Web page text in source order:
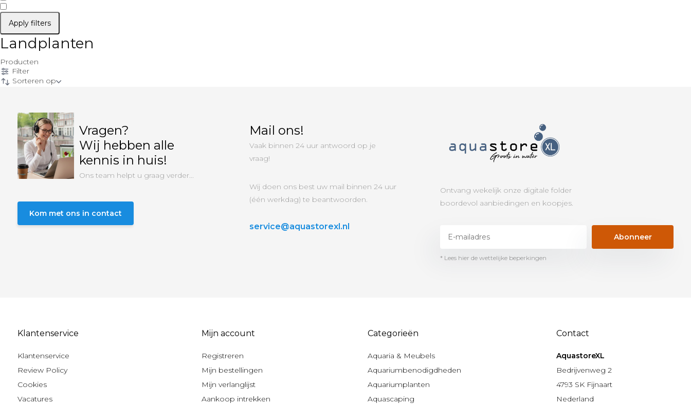
Apply filters
Landplanten
Producten
Filter
Sorteren op
Vragen?
Wij hebben alle
kennis in huis!
Ons team helpt u graag verder...
Kom met ons in contact
Mail ons!
Vaak binnen 24 uur antwoord op je
vraag!
Wij doen ons best uw mail binnen 24 uur
(één werkdag) te beantwoorden.
service@aquastorexl.nl
Ontvang wekelijk onze digitale folder
boordevol aanbiedingen en koopjes.
Abonneer
* Lees hier de wettelijke beperkingen
Klantenservice
Klantenservice
Review Policy
Cookies
Vacatures
Mijn account
Registreren
Mijn bestellingen
Mijn verlanglijst
Aankoop intrekken
Categorieën
Aquaria & Meubels
Aquariumbenodigdheden
Aquariumplanten
Aquascaping
Contact
AquastoreXL
Bedrijvenweg 2
4793 SK Fijnaart
Nederland